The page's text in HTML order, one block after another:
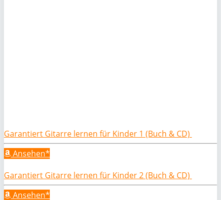
Garantiert Gitarre lernen für Kinder 1 (Buch & CD)
Ansehen*
Garantiert Gitarre lernen für Kinder 2 (Buch & CD)
Ansehen*